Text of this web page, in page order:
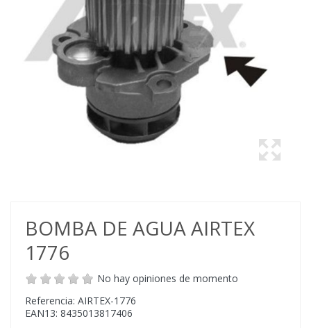
BOMBA DE AGUA AIRTEX
1776
No hay opiniones de momento
Referencia: AIRTEX-1776
EAN13: 8435013817406